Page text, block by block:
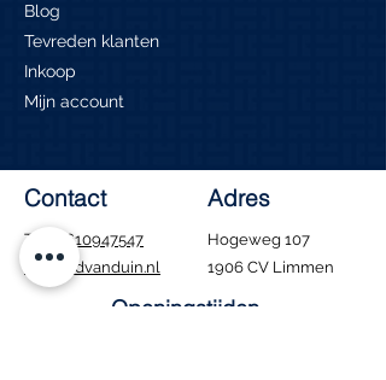
Blog
Tevreden klanten
Inkoop
Mijn account
Contact
Tel.:
0610947547
info@edvanduin.nl
Adres
Hogeweg 107
1906 CV Limmen
Openingstijden